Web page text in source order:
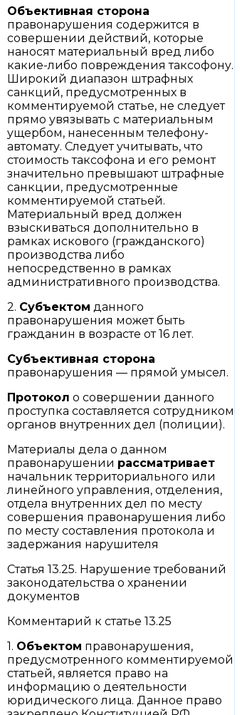
Объективная сторона
правонарушения содержится в
совершении действий, которые
наносят материальный вред либо
какие-либо повреждения таксофону.
Широкий диапазон штрафных
санкций, предусмотренных в
комментируемой статье, не следует
прямо увязывать с материальным
ущербом, нанесенным телефону-
автомату. Следует учитывать, что
стоимость таксофона и его ремонт
значительно превышают штрафные
санкции, предусмотренные
комментируемой статьей.
Материальный вред должен
взыскиваться дополнительно в
рамках искового (гражданского)
производства либо
непосредственно в рамках
административного производства.
2. Субъектом данного
правонарушения может быть
гражданин в возрасте от 16 лет.
Субъективная сторона
правонарушения — прямой умысел.
Протокол о совершении данного
проступка составляется сотрудником
органов внутренних дел (полиции).
Материалы дела о данном
правонарушении рассматривает
начальник территориального или
линейного управления, отделения,
отдела внутренних дел по месту
совершения правонарушения либо
по месту составления протокола и
задержания нарушителя
Статья 13.25. Нарушение требований
законодательства о хранении
документов
Комментарий к статье 13.25
1. Объектом правонарушения,
предусмотренного комментируемой
статьей, является право на
информацию о деятельности
юридического лица. Данное право